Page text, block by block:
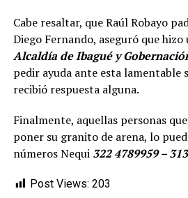
Cabe resaltar, que Raúl Robayo
Diego Fernando, aseguró que
Alcaldía de Ibagué y
pedir ayuda ante esta lamentable
recibió respuesta alguna.
Finalmente, aquellas personas
poner su granito de arena, lo
números Nequi 322 4789959 –
Post Views: 203